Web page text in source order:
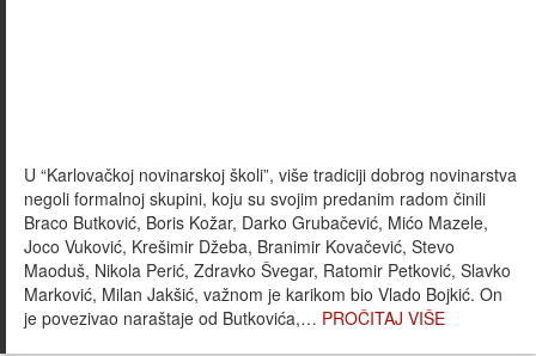
U “Karlovačkoj novinarskoj školi”, više tradiciji dobrog novinarstva
negoli formalnoj skupini, koju su svojim predanim radom činili
Braco Butković, Boris Kožar, Darko Grubačević, Mićo Mazele,
Joco Vuković, Krešimir Džeba, Branimir Kovačević, Stevo
Maoduš, Nikola Perić, Zdravko Švegar, Ratomir Petković, Slavko
Marković, Milan Jakšić, važnom je karikom bio Vlado Bojkić. On
je povezivao naraštaje od Butkovića,… PROČITAJ VIŠE